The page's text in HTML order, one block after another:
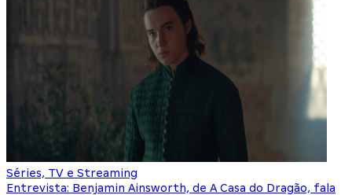
Séries, TV e Streaming
Entrevista: Benjamin Ainsworth, de A Casa do Dragão, fala